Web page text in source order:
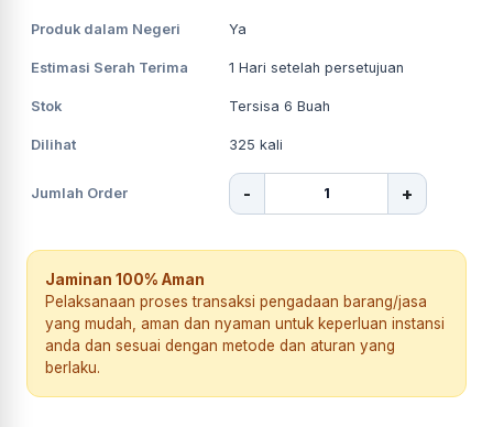
Produk dalam Negeri Ya
Estimasi Serah Terima 1 Hari setelah persetujuan
Stok Tersisa 6 Buah
Dilihat 325 kali
Jumlah Order - +
Jaminan 100% Aman
Pelaksanaan proses transaksi pengadaan barang/jasa
yang mudah, aman dan nyaman untuk keperluan instansi
anda dan sesuai dengan metode dan aturan yang
berlaku.